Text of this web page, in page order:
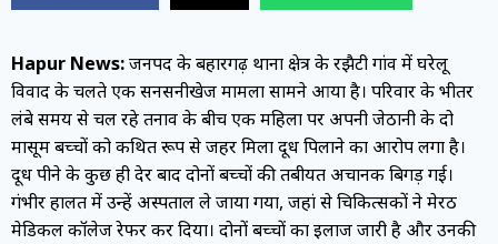
Hapur News:जनपद के बहादुरगढ़ थाना क्षेत्र के रझैटी गांव में घरेलू
विवाद के चलते एक सनसनीखेज मामला सामने आया है। परिवार के भीतर
लंबे समय से चल रहे तनाव के बीच एक महिला पर अपनी जेठानी के दो
मासूम बच्चों को कथित रूप से जहर मिला दूध पिलाने का आरोप लगा है।
दूध पीने के कुछ ही देर बाद दोनों बच्चों की तबीयत अचानक बिगड़ गई।
गंभीर हालत में उन्हें अस्पताल ले जाया गया, जहां से चिकित्सकों ने मेरठ
मेडिकल कॉलेज रेफर कर दिया। दोनों बच्चों का इलाज जारी है और उनकी